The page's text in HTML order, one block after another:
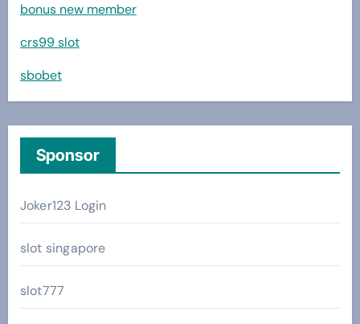
bonus new member
crs99 slot
sbobet
Sponsor
Joker123 Login
slot singapore
slot777